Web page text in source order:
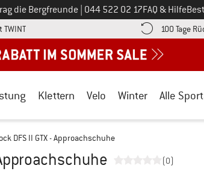
die Bergfreunde Ruf uns an unter
044 522 02 17FAQ & Hilfe
Finde die Zahlungs-Infos hier! Öffnet sich in einer
100 Tage
Klettern Velo Winter Alle
DFS II GTX - Approachschuhe
(0)